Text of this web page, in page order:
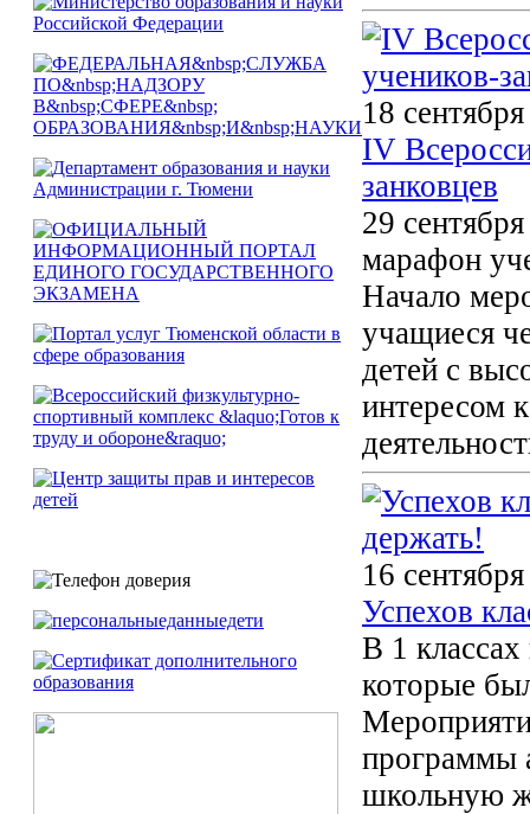
18
IV
занковцев
29
марафон
Начало
учащиеся
детей с
интересом
16
Успехов
В 1
которые
программы
школьную